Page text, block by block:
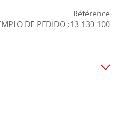
DE PEDIDO :
Référence
13-130-100